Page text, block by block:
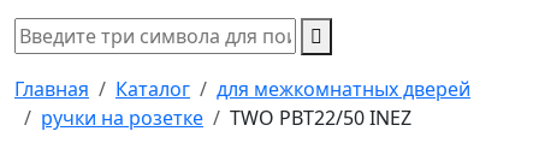
Главная Каталог
для межкомнатных дверей
ручки на розетке
TWO PBT22/50 INEZ